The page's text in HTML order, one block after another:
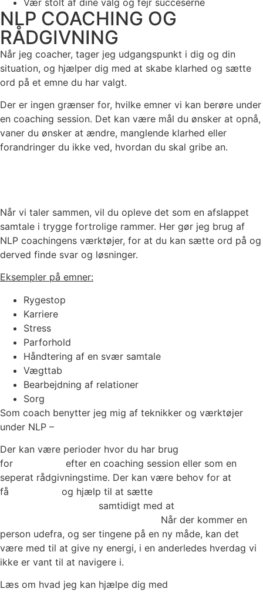
NLP COACHING OG
RÅDGIVNING
Når jeg coacher, tager jeg udgangspunkt i dig og din
situation, og hjælper dig med at skabe klarhed og sætte
ord på et emne du har valgt.
Der er ingen grænser for, hvilke emner vi kan berøre under
en coaching session. Det kan være mål du ønsker at opnå,
vaner du ønsker at ændre, manglende klarhed eller
forandringer du ikke ved, hvordan du skal gribe an.
Når vi taler sammen, vil du opleve det som en afslappet
samtale i trygge fortrolige rammer. Her gør jeg brug af
NLP coachingens værktøjer, for at du kan sætte ord på og
derved finde svar og løsninger.
Eksempler på emner:
Rygestop
Karriere
Stress
Parforhold
Håndtering af en svær samtale
Vægttab
Bearbejdning af relationer
Sorg
Som coach benytter jeg mig af teknikker og værktøjer
under NLP –
Der kan være perioder hvor du har brug
for
efter en coaching session eller som en
seperat rådgivningstime. Der kan være behov for at
få
og hjælp til at sætte
samtidigt med at
Når der kommer en
person udefra, og ser tingene på en ny måde, kan det
være med til at give ny energi, i en anderledes hverdag vi
ikke er vant til at navigere i.
Læs om hvad jeg kan hjælpe dig med